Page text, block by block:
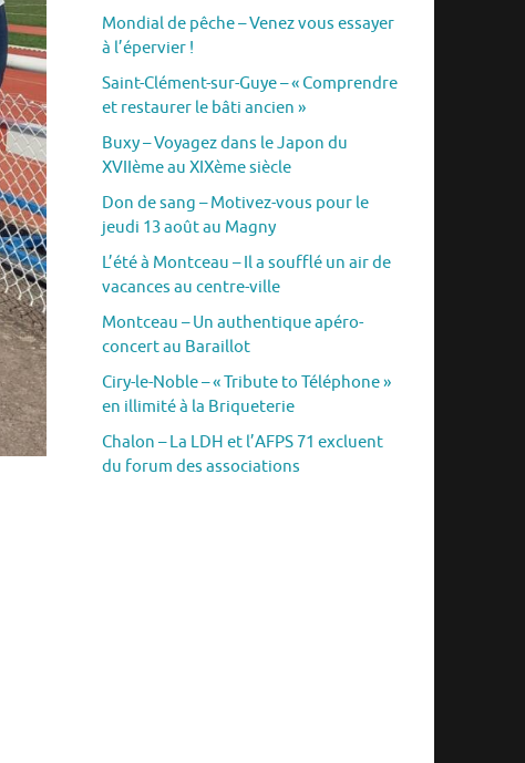
Mondial de pêche – Venez vous essayer
à l’épervier !
Saint-Clément-sur-Guye – « Comprendre
et restaurer le bâti ancien »
Buxy – Voyagez dans le Japon du
XVIIème au XIXème siècle
Don de sang – Motivez-vous pour le
jeudi 13 août au Magny
L’été à Montceau – Il a soufflé un air de
vacances au centre-ville
Montceau – Un authentique apéro-
concert au Baraillot
Ciry-le-Noble – « Tribute to Téléphone »
en illimité à la Briqueterie
Chalon – La LDH et l’AFPS 71 excluent
du forum des associations